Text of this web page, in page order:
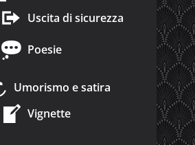
Uscita di sicurezza
Poesie
Umorismo e satira
Vignette